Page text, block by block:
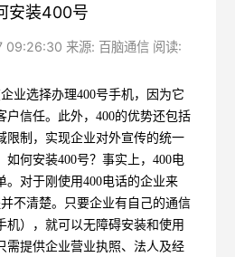
安装400号
来源: 百脑通信 阅读:
业选择办理400号手机，因为它
户信任。此外，400的优势还包括
限制，实现企业对外宣传的统一
如何安装400号？事实上，400电
。对于刚使用400电话的企业来
不清楚。只要企业有自己的通信
机），就可以无障碍安装和使用
需提供企业营业执照、法人及经